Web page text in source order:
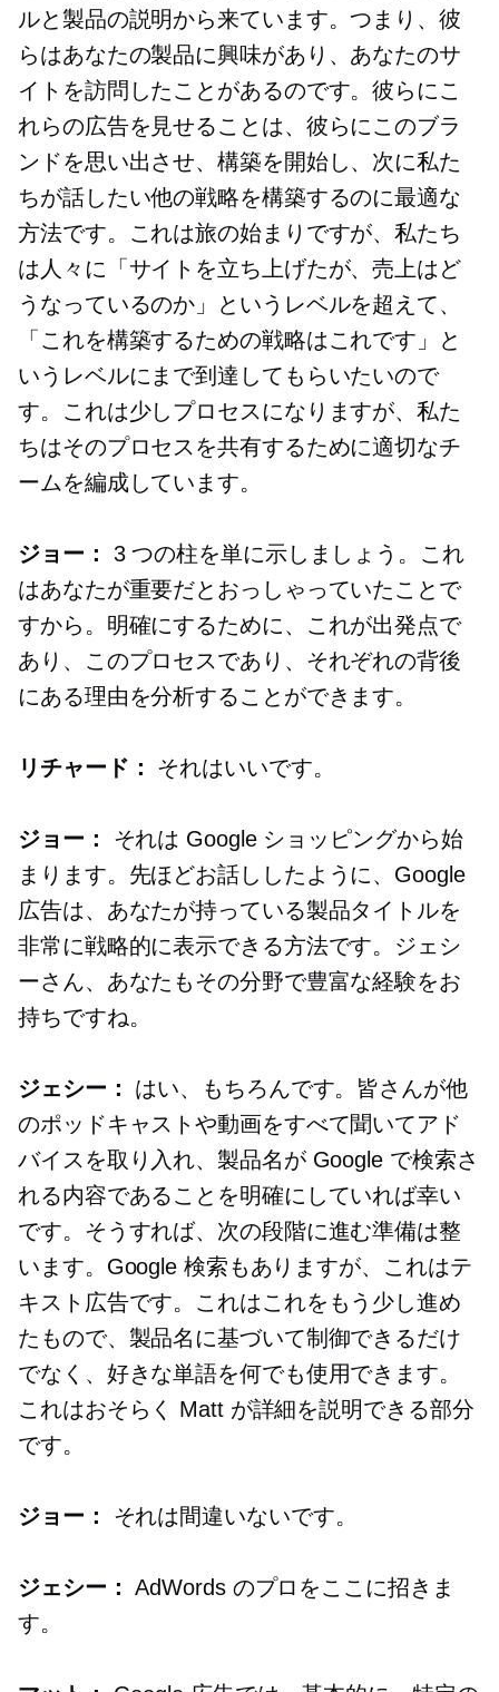
ルと製品の説明から来ています。つまり、彼
らはあなたの製品に興味があり、あなたのサ
イトを訪問したことがあるのです。彼らにこ
れらの広告を見せることは、彼らにこのブラ
ンドを思い出させ、構築を開始し、次に私た
ちが話したい他の戦略を構築するのに最適な
方法です。これは旅の始まりですが、私たち
は人々に「サイトを立ち上げたが、売上はど
うなっているのか」というレベルを超えて、
「これを構築するための戦略はこれです」と
いうレベルにまで到達してもらいたいので
す。これは少しプロセスになりますが、私た
ちはそのプロセスを共有するために適切なチ
ームを編成しています。
ジョー：
3 つの柱を単に示しましょう。これ
はあなたが重要だとおっしゃっていたことで
すから。明確にするために、これが出発点で
あり、このプロセスであり、それぞれの背後
にある理由を分析することができます。
リチャード： それはいいです。
ジョー：
それは Google ショッピングから始
まります。先ほどお話ししたように、Google
広告は、あなたが持っている製品タイトルを
非常に戦略的に表示できる方法です。ジェシ
ーさん、あなたもその分野で豊富な経験をお
持ちですね。
ジェシー：
はい、もちろんです。皆さんが他
のポッドキャストや動画をすべて聞いてアド
バイスを取り入れ、製品名が Google で検索さ
れる内容であることを明確にしていれば幸い
です。そうすれば、次の段階に進む準備は整
います。Google 検索もありますが、これはテ
キスト広告です。これはこれをもう少し進め
たもので、製品名に基づいて制御できるだけ
でなく、好きな単語を何でも使用できます。
これはおそらく Matt が詳細を説明できる部分
です。
ジョー： それは間違いないです。
ジェシー： AdWords のプロをここに招きま
す。